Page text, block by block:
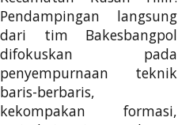
Pendampingan langsung
dari tim Bakesbangpol
difokuskan pada
penyempurnaan teknik
baris-berbaris,
kekompakan formasi,